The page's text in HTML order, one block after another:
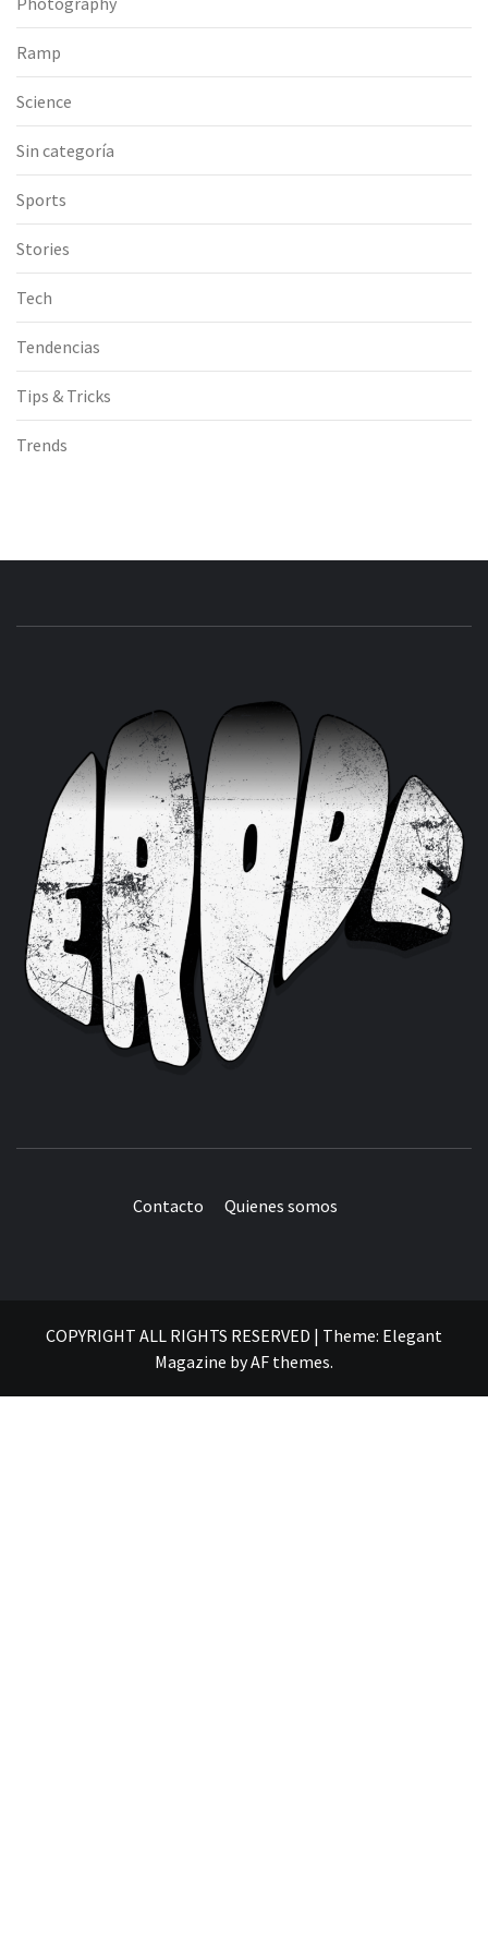
Ramp
Science
Sin categoría
Sports
Stories
Tech
Tendencias
Tips & Tricks
Trends
Contacto Quienes somos
COPYRIGHT ALL RIGHTS RESERVED | Theme: Elegant
Magazine byAF themes.